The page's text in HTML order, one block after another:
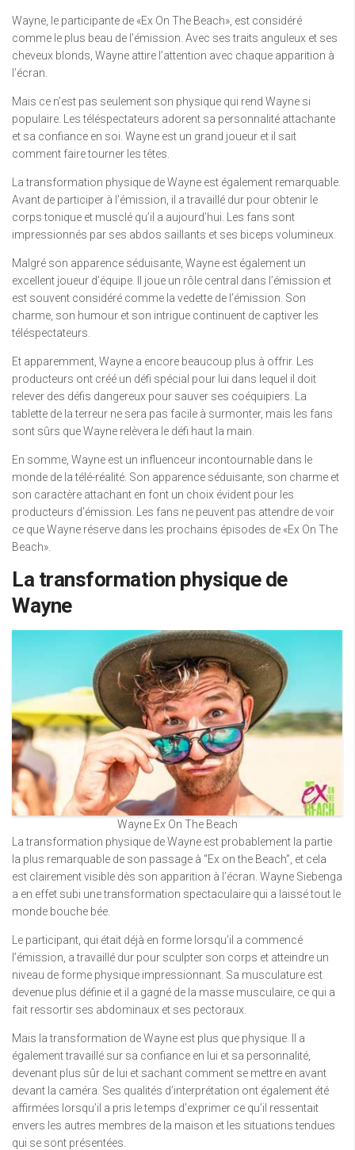
Wayne, le participante de «Ex On The Beach», est considéré
comme le plus beau de l’émission. Avec ses traits anguleux et ses
cheveux blonds, Wayne attire l’attention avec chaque apparition à
l’écran.
Mais ce n’est pas seulement son physique qui rend Wayne si
populaire. Les téléspectateurs adorent sa personnalité attachante
et sa confiance en soi. Wayne est un grand joueur et il sait
comment faire tourner les têtes.
La transformation physique de Wayne est également remarquable.
Avant de participer à l’émission, il a travaillé dur pour obtenir le
corps tonique et musclé qu’il a aujourd’hui. Les fans sont
impressionnés par ses abdos saillants et ses biceps volumineux.
Malgré son apparence séduisante, Wayne est également un
excellent joueur d’équipe. Il joue un rôle central dans l’émission et
est souvent considéré comme la vedette de l’émission. Son
charme, son humour et son intrigue continuent de captiver les
téléspectateurs.
Et apparemment, Wayne a encore beaucoup plus à offrir. Les
producteurs ont créé un défi spécial pour lui dans lequel il doit
relever des défis dangereux pour sauver ses coéquipiers. La
tablette de la terreur ne sera pas facile à surmonter, mais les fans
sont sûrs que Wayne relèvera le défi haut la main.
En somme, Wayne est un influenceur incontournable dans le
monde de la télé-réalité. Son apparence séduisante, son charme et
son caractère attachant en font un choix évident pour les
producteurs d’émission. Les fans ne peuvent pas attendre de voir
ce que Wayne réserve dans les prochains épisodes de «Ex On The
Beach».
La transformation physique de
Wayne
Wayne Ex On The Beach
La transformation physique de Wayne est probablement la partie
la plus remarquable de son passage à “Ex on the Beach”, et cela
est clairement visible dès son apparition à l’écran. Wayne Siebenga
a en effet subi une transformation spectaculaire qui a laissé tout le
monde bouche bée.
Le participant, qui était déjà en forme lorsqu’il a commencé
l’émission, a travaillé dur pour sculpter son corps et atteindre un
niveau de forme physique impressionnant. Sa musculature est
devenue plus définie et il a gagné de la masse musculaire, ce qui a
fait ressortir ses abdominaux et ses pectoraux.
Mais la transformation de Wayne est plus que physique. Il a
également travaillé sur sa confiance en lui et sa personnalité,
devenant plus sûr de lui et sachant comment se mettre en avant
devant la caméra. Ses qualités d’interprétation ont également été
affirmées lorsqu’il a pris le temps d’exprimer ce qu’il ressentait
envers les autres membres de la maison et les situations tendues
qui se sont présentées.